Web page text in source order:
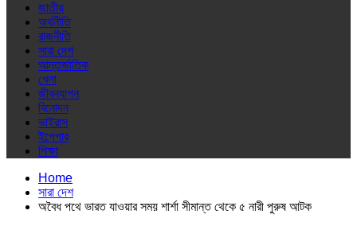
জাতীয়
অর্থনীতি
রাজনীতি
সারা দেশ
আন্তর্জাতিক
খেলা
জীবনযাপন
বিনোদন
ভাইরাস
ইপেপার
শিক্ষা
Home
সারা দেশ
অবৈধ পথে ভারত যাওয়ার সময় শার্শা সীমান্ত থেকে ৫ নারী পুরুষ আটক